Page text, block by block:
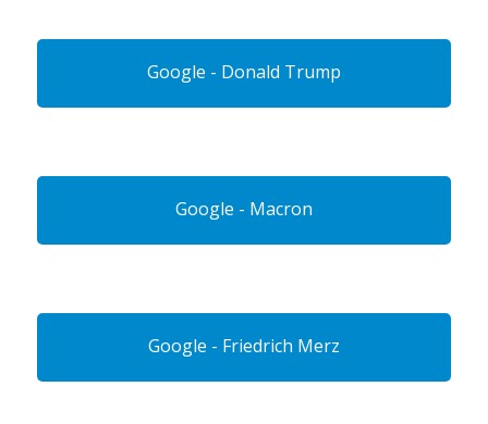
Google - Donald Trump
Google - Macron
Google - Friedrich Merz